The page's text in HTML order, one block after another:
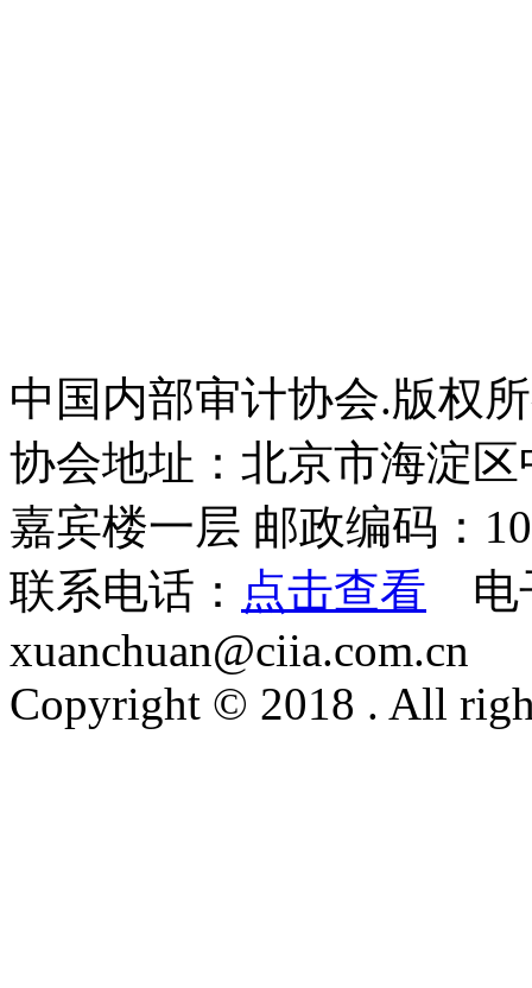
中国内部审计协会.版权
协会地址：北京市海淀
嘉宾楼一层 邮政编码：
联系电话： 点击查看 电
xuanchuan@ciia.com.cn
Copyright © 2018 . All